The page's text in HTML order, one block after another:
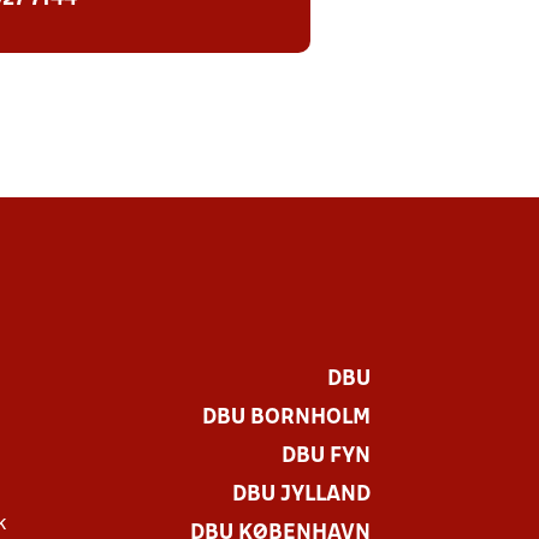
DBU
DBU BORNHOLM
DBU FYN
DBU JYLLAND
DBU KØBENHAVN